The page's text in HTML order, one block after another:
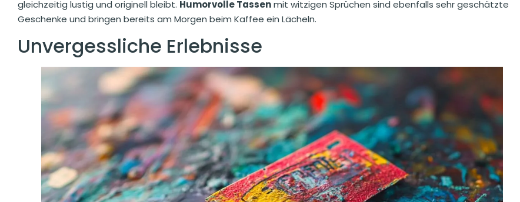
gleichzeitig lustig und originell bleibt. Humorvolle Tassenmit witzigen Sprüchen sind ebenfalls sehr geschätzte
Geschenke und bringen bereits am Morgen beim Kaffee ein Lächeln.
Unvergessliche Erlebnisse